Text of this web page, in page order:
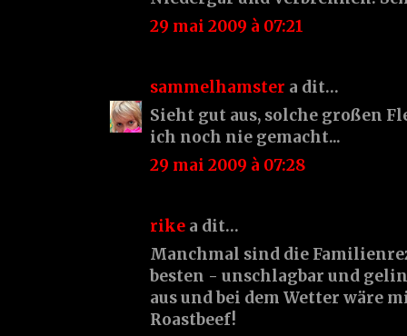
29 mai 2009 à 07:21
sammelhamster a dit…
Sieht gut aus, solche großen
ich noch nie gemacht...
29 mai 2009 à 07:28
rike a dit…
Manchmal sind die
besten - unschlagbar und
aus und bei dem Wetter wäre
Roastbeef!